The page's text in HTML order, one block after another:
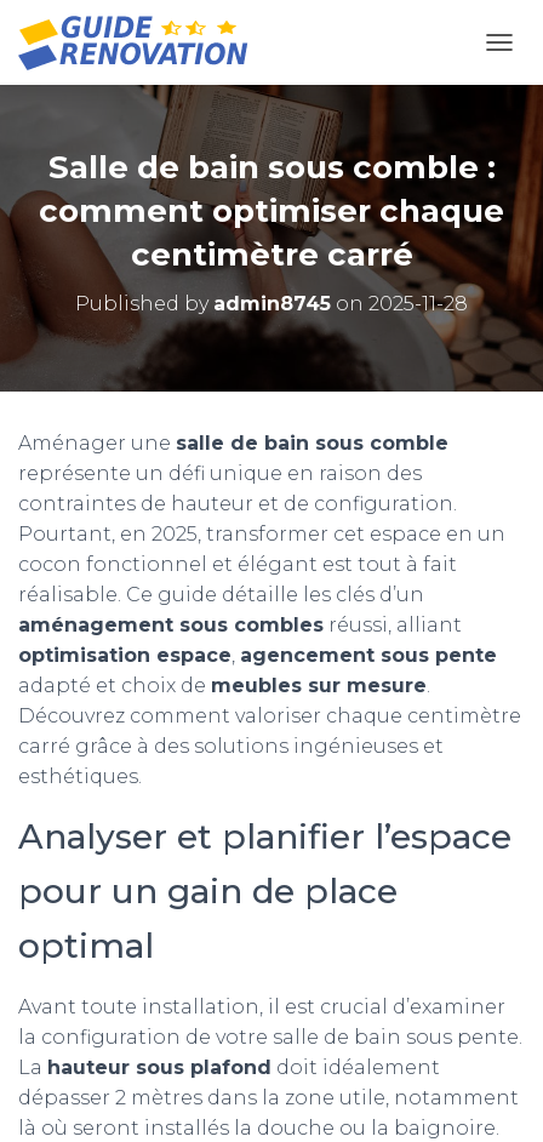
Salle de bain sous comble :
comment optimiser chaque
centimètre carré
Published by admin8745 on 2025-11-28
Aménager une salle de bain sous comble
représente un défi unique en raison des
contraintes de hauteur et de configuration.
Pourtant, en 2025, transformer cet espace en un
cocon fonctionnel et élégant est tout à fait
réalisable. Ce guide détaille les clés d’un
aménagement sous combles réussi, alliant
optimisation espace, agencement sous pente
adapté et choix de meubles sur mesure.
Découvrez comment valoriser chaque centimètre
carré grâce à des solutions ingénieuses et
esthétiques.
Analyser et planifier l’espace
pour un gain de place
optimal
Avant toute installation, il est crucial d’examiner
la configuration de votre salle de bain sous pente.
La hauteur sous plafond doit idéalement
dépasser 2 mètres dans la zone utile, notamment
là où seront installés la douche ou la baignoire.